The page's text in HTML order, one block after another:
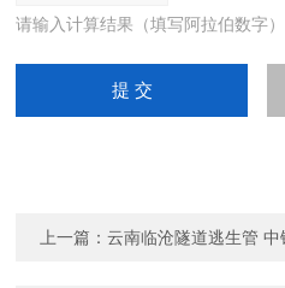
请输入计算结果（填写阿拉伯数字
上一篇：云南临沧隧道逃生管